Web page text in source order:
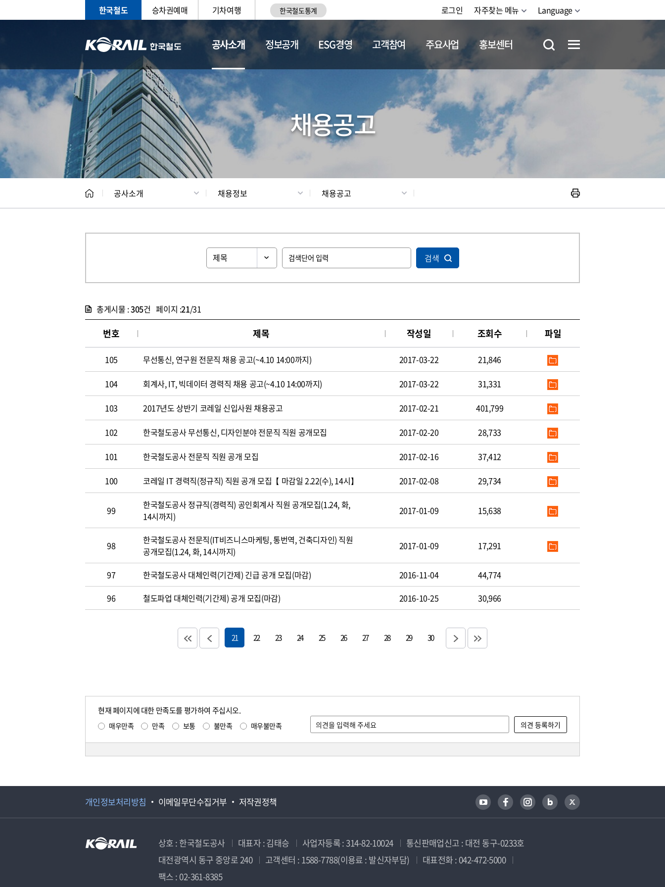
한국철도 승차권예매 기차여행 한국철도통계 로그인 자주찾는 메뉴 Language
공사소개
CEO 일반현황 채용정보
정보공개 ESG경영 고객참여 주요사업 홍보센터
채용공고
공사소개 채용정보 채용공고
검색
총게시물 :305건 페이지 :21/31
번호 제목 작성일 조회수 파일
105 무선통신, 연구원 전문직 채용 공고(~4.10 14:00까지) 2017-03-22 21,846
104 회계사, IT, 빅데이터 경력직 채용 공고(~4.10 14:00까지) 2017-03-22 31,331
103 2017년도 상반기 코레일 신입사원 채용공고 2017-02-21 401,799
102 한국철도공사 무선통신, 디자인분야 전문직 직원 공개모집 2017-02-20 28,733
101 한국철도공사 전문직 직원 공개 모집 2017-02-16 37,412
100 코레일 IT 경력직(정규직) 직원 공개 모집【 마감일 2.22(수), 14시】 2017-02-08 29,734
99
한국철도공사 정규직(경력직) 공인회계사 직원 공개모집(1.24, 화,
14시까지)
2017-01-09 15,638
98
한국철도공사 전문직(IT비즈니스마케팅, 통번역, 건축디자인) 직원
공개모집(1.24, 화, 14시까지)
2017-01-09 17,291
97 한국철도공사 대체인력(기간제) 긴급 공개 모집(마감) 2016-11-04
44,774
96
철도파업 대체인력(기간제) 공개 모집(마감) 2016-10-25 30,966
21 22 23 24 25 26 27 28 29 30
현재 페이지에 대한 만족도를 평가하여 주십시오.
매우만족 만족 보통 불만족 매우불만족
개인정보처리방침 이메일무단수집거부 저작권정책
상호 : 한국철도공사 대표자 : 김태승 사업자등록 : 314-82-10024
통신판매업신고 : 대전 동구-0233호
대전광역시 동구 중앙로 240
고객센터 : 1588-7788(이용료 : 발신자부담)
대표전화 : 042-472-5000
팩스 : 02-361-8385